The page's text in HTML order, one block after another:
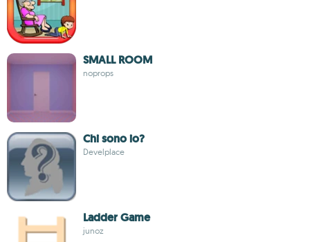
SMALL ROOM
noprops
Chi sono io?
Develplace
Ladder Game
junoz